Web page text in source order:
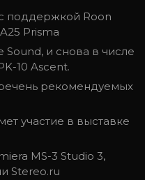
поддержкой Roon
Prisma
и снова в числе
10 Ascent.
рекомендуемых
участие в выставке
MS-3 Studio 3,
Stereo.ru